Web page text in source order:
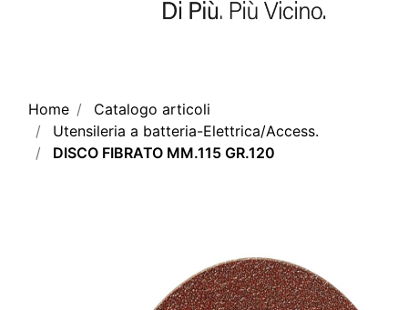
Home
Catalogo articoli
Utensileria a batteria-Elettrica/Access.
DISCO FIBRATO MM.115 GR.120